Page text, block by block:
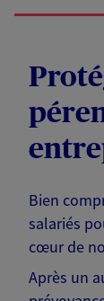
Bien
salariés
cœur de
Après un